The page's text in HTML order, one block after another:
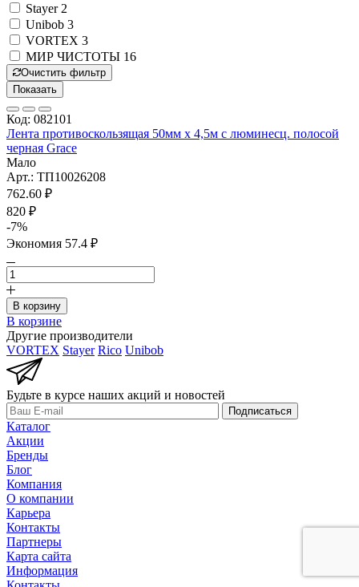
Stayer 2
Unibob 3
VORTEX 3
МИР ЧИСТОТЫ 16
Очистить фильтр
Показать
Код: 082101
Лента противоскользящая 50мм х 4,5м с люминесц. полосой
черная Grace
Мало
Арт.: ТП10026208
762.60 ₽
820 ₽
-7%
Экономия 57.4 ₽
В корзину
В корзине
Другие производители
VORTEX Stayer Rico Unibob
Будьте в курсе наших акций и новостей
Подписаться
Каталог
Акции
Бренды
Блог
Компания
О компании
Карьера
Контакты
Партнеры
Карта сайта
Информация